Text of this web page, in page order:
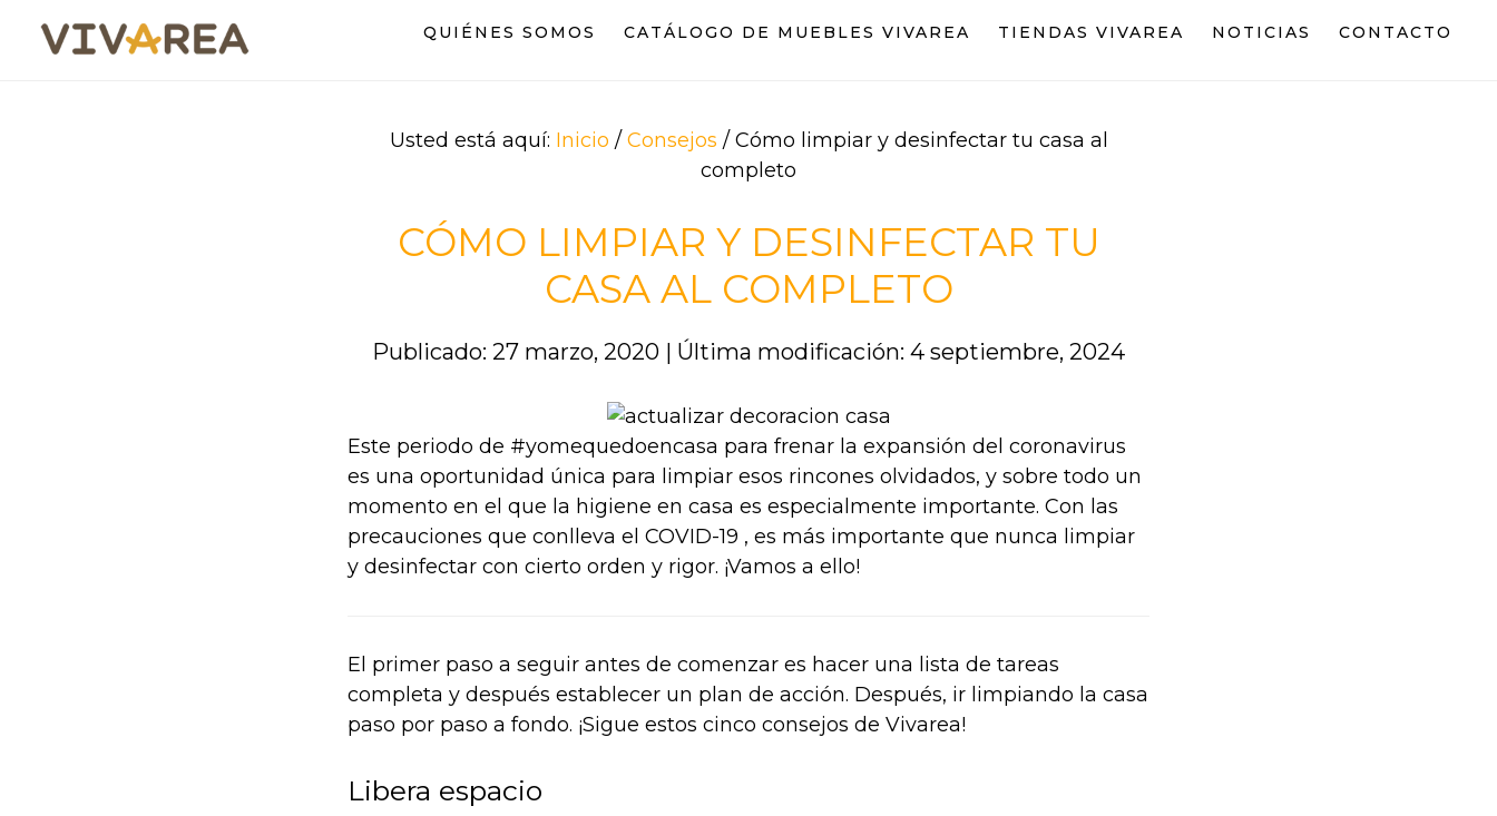
QUIÉNES SOMOS CATÁLOGO DE MUEBLES VIVAREA TIENDAS VIVAREA NOTICIAS CONTACTO
Usted está aquí: Inicio / Consejos /Cómo limpiar y desinfectar tu casa al
completo
CÓMO LIMPIAR Y DESINFECTAR TU
CASA AL COMPLETO
Publicado: 27 marzo, 2020 | Última modificación: 4 septiembre, 2024
Este periodo de #yomequedoencasa para frenar la expansión del coronavirus
es una oportunidad única para limpiar esos rincones olvidados, y sobre todo un
momento en el que la higiene en casa es especialmente importante. Con las
precauciones que conlleva el COVID-19 , es más importante que nunca limpiar
y desinfectar con cierto orden y rigor. ¡Vamos a ello!
El primer paso a seguir antes de comenzar es hacer una lista de tareas
completa y después establecer un plan de acción. Después, ir limpiando la casa
paso por paso a fondo. ¡Sigue estos cinco consejos de Vivarea!
Libera espacio